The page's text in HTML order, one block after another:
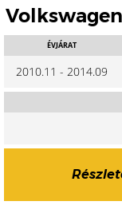
ÉVJÁRAT
2010.11 - 2014.09